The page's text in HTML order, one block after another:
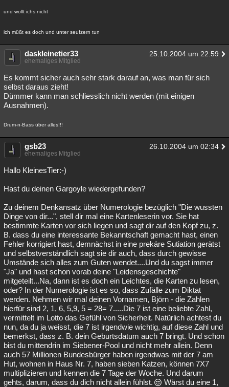
und wollt ichs nicht
ich müßt es doch und unter seufzern tun
daskleinetier33 25.10.2004 um 22:59
ehemaliges Mitglied
Es kommt sicher auch sehr stark darauf an, was man für sich
selbst daraus zieht!
Dümmer kann man schliesslich nicht werden (mit einigen
Ausnahmen).
Drum-n-Bass über alles!!!
gsb23 26.10.2004 um 02:34
ehemaliges Mitglied
Hallo KleinesTier:-)
Hast du deinen Gargoyle wiedergefunden?
Zu deinem Denkansatz über Numerologie bezüglich "Die wussten
Dinge von dir...", stell dir mal eine Kartenleserin vor. Sie hat
bestimmte Karten vor sich liegen und sagt dir auf den Kopf zu, z.
B. dass du eine interessante Bekanntschaft gemacht hast, einen
Fehler korrigiert hast, demnächst in eine prekäre Sutiation gerätst
und selbstverständlich sagt sie dir auch, dass durch gewisse
Umstände sich alles zum Guten wendet....Und du sagst immer
"Ja" und hast schon vorab deine "Leidensgeschichte"
mitgeteilt...Na, dann ist es doch ein Leichtes, die Karten zu lesen,
oder? In der Numerologie ist es so, dass Zufälle zum Diktat
werden. Nehmen wir mal deinen Vornamen, Björn - die Zahlen
hierfür sind 2, 1, 6, 5,9, 5 = 28= 7.....Die 7 ist eine beliebte Zahl,
vermittelt im Lotto das Gefühl von Sicherheit. Natürlich achtest du
nun, da du ja weisst, die 7 ist irgendwie wichtig, auf diese Zahl und
bemerkst, dass z. B. dein Geburtsdatum auch 7 bringt. Und schon
bist du mittendrin im Siebener-Pool und nicht mehr allein. Denn
auch 57 Millionen Bundesbürger haben irgendwas mit der 7 am
Hut, wohnen in Haus Nr. 7, haben sieben Katzen, können 7X7
multiplizieren und kennen die 7 Tage der Woche. Und darum
gehts, darum, dass du dich nicht allein fühlst.
Wärst du eine 1,